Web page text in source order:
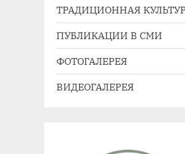
тел./
+7
(3852)
ТРАДИЦИОННАЯ
ПУБЛИКАЦИИ В СМИ
ФОТОГАЛЕРЕЯ
ВИДЕОГАЛЕРЕЯ